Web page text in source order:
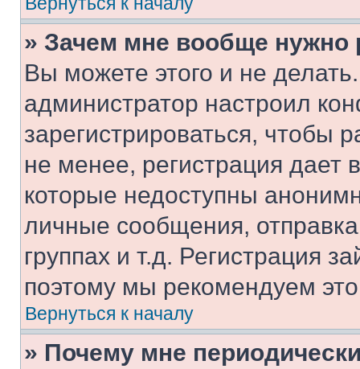
» Зачем мне вообще нужно
Вы можете этого и не
администратор настроил
зарегистрироваться, чтобы
не менее, регистрация
которые недоступны
личные сообщения,
группах и т.д. Регистрация
поэтому мы рекомендуем
Вернуться к началу
» Почему мне